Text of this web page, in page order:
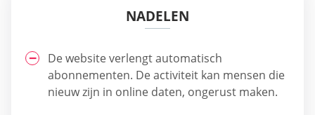
NADELEN
De website verlengt automatisch
abonnementen. De activiteit kan mensen die
nieuw zijn in online daten, ongerust maken.